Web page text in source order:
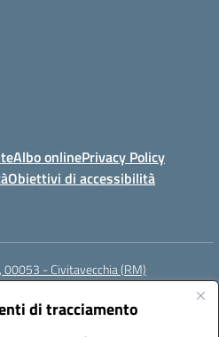
di tracciamento
Albo onlinePrivacy Policy
Obiettivi di accessibilità
00053 - Civitavecchia (RM)
rmic8gq00r@pec.istruzione.it